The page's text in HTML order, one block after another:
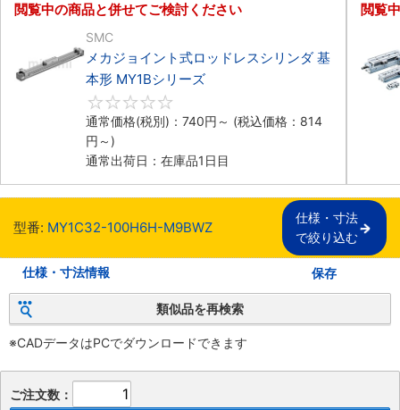
閲覧中の商品と併せてご検討ください
SMC
メカジョイント式ロッドレスシリンダ 基
本形 MY1Bシリーズ
通常価格(税別)： 740円 ～ (税込価格： 814
円 ～)
通常出荷日：在庫品1日目
閲覧
型番: MY1C32-100H6H-M9BWZ
仕様・寸法
で絞り込む
仕様・寸法情報 保存
類似品を再検索
※CADデータはPCでダウンロードできます
ご注文数：